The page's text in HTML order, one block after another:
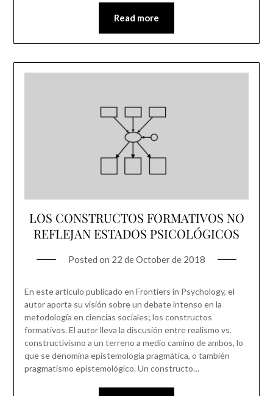
Read more
LOS CONSTRUCTOS FORMATIVOS NO
REFLEJAN ESTADOS PSICOLÓGICOS
Posted on 22 de October de 2018
En este artículo publicado en Frontiers in Psychology, el
autor aporta su visión sobre un debate intenso en la
metodología en ciencias sociales; los constructos
formativos. El autor lleva la discusión entre realismo vs.
constructivismo a un terreno a medio camino de ambos, lo
que se denomina epistemología pragmática, o también
pragmatismo epistemológico. Un constructo…